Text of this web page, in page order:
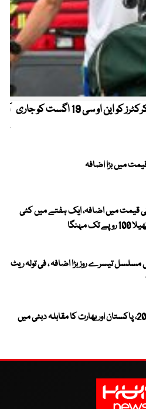
کیریبین پریمیئر لیگ ، قومی کرکٹرز کو این او سی 19 اگست کو جاری
قیمت میں اضافہ، ایک ہفتے میں کئی
تیسرے روز بڑا اضافہ ، فی تولہ ریٹ
ویمنز ایشیا کپ 2026، پاکستان اور بھارت کا مقابلہ دبئی میں